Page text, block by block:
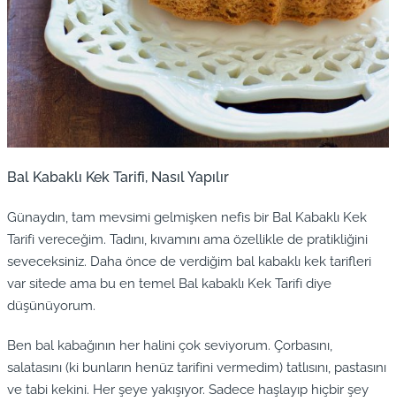
Bal Kabaklı Kek Tarifi, Nasıl Yapılır
Günaydın, tam mevsimi gelmişken nefis bir Bal Kabaklı Kek
Tarifi vereceğim. Tadını, kıvamını ama özellikle de pratikliğini
seveceksiniz. Daha önce de verdiğim bal kabaklı kek tarifleri
var sitede ama bu en temel Bal kabaklı Kek Tarifi diye
düşünüyorum.
Ben bal kabağının her halini çok seviyorum. Çorbasını,
salatasını (ki bunların henüz tarifini vermedim) tatlısını, pastasını
ve tabi kekini. Her şeye yakışıyor. Sadece haşlayıp hiçbir şey